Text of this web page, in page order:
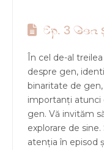
Ep. 3
În cel de-al
despre gen,
binaritate de
importanți atunci
gen. Vă invităm
explorare de
atenția în episod